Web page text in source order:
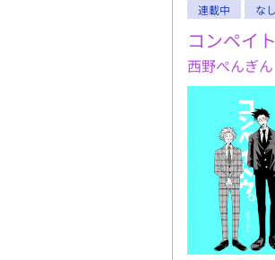
連載中 なし
コンペイト
西野ぺんぎん